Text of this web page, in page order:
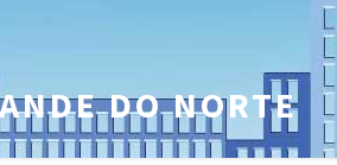
DO NORTE